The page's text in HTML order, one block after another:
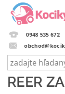
0948 535 672
REER